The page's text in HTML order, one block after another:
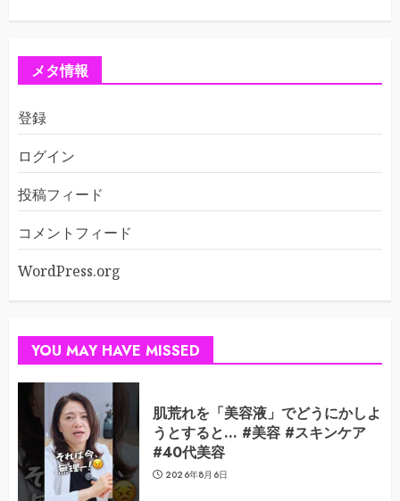
メタ情報
登録
ログイン
投稿フィード
コメントフィード
WordPress.org
YOU MAY HAVE MISSED
肌荒れを「美容液」でどうにかしよ
うとすると… #美容 #スキンケア
#40代美容
2026年8月6日